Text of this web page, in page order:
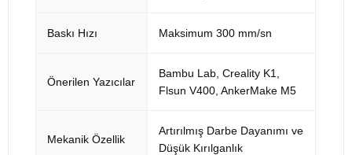
Baskı Hızı Maksimum 300 mm/sn
Önerilen Yazıcılar
Bambu Lab, Creality K1,
Flsun V400, AnkerMake M5
Mekanik Özellik
Artırılmış Darbe Dayanımı ve
Düşük Kırılganlık